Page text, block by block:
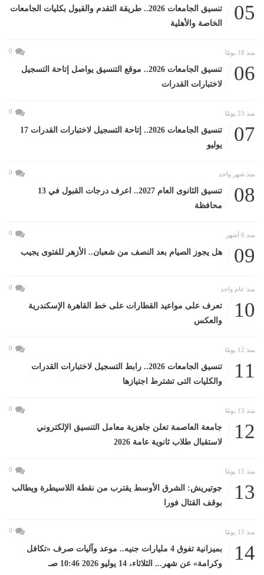
05
تنسيق الجامعات 2026.. طريقة التقدم والقبول بكليات الجامعات
الخاصة والأهلية
منذ 18 يومًا 0
06
تنسيق الجامعات 2026.. موقع التنسيق يواصل إتاحة التسجيل
لاختبارات القدرات
منذ 23 يومًا 0
07
تنسيق الجامعات 2026.. إتاحة التسجيل لاختبارات القدرات 17
يوليو
منذ شهر واحد 0
08
تنسيق الثانوى العام 2027.. اعرف درجات القبول في 13
محافظة
منذ 6 أشهر 0
09 هل يجوز الصيام بعد النصف من شعبان.. الأزهر للفتوى يجيب
منذ عام واحد 0
10
تعرف على مواعيد القطارات على خط القاهرة الإسكندرية
والعكس
منذ 12 يومًا 0
11
تنسيق الجامعات 2026.. رابط التسجيل لاختبارات القدرات
والكليات التى تشترط اجتيازها
منذ 13 يومًا 0
12
جامعة العاصمة تعلن جاهزية معامل التنسيق الإلكتروني
لاستقبال طلاب ثانوية عامة 2026
منذ 15 يومًا 0
13
جوتيريش: الشرق الأوسط يقترب من نقطة اللاسيطرة ويطالب
بوقف القتال فورا
منذ 15 يومًا 0
14
بميزانية تفوق 4 مليارات جنيه.. موعد وآليات صرف «تكافل
وكرامة» عن شهر... الثلاثاء، 14 يوليو 2026 10:46 صـ